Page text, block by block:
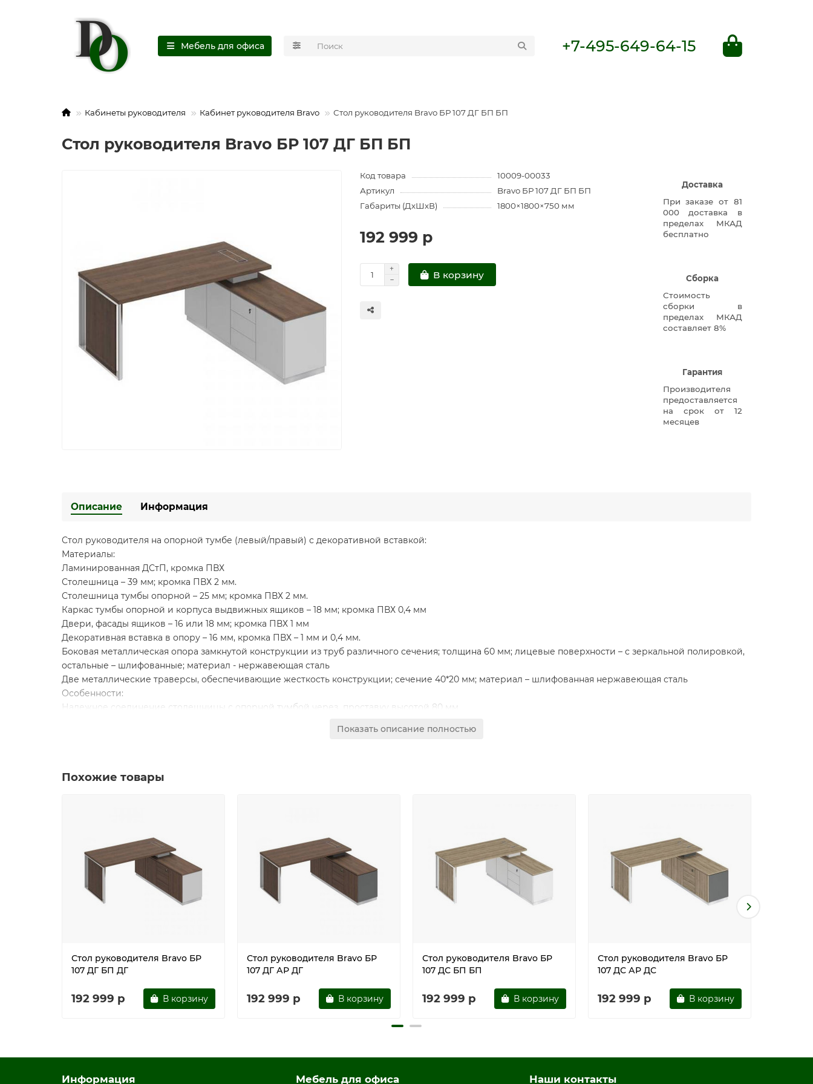
Мебель для офиса +7-495-649-64-15
Кабинеты руководителя Кабинет руководителя Bravo Стол руководителя Bravo БР 107 ДГ БП БП
Стол руководителя Bravo БР 107 ДГ БП БП
Код товара
10009-00033
Артикул
Bravo БР 107 ДГ БП БП
Габариты (ДхШхВ)
1800×1800×750 мм
192 999 р
В корзину
Доставка
При заказе от 81
000 доставка в
пределах МКАД
бесплатно
Сборка
Стоимость
сборки в
пределах МКАД
составляет 8%
Гарантия
Производителя
предоставляется
на срок от 12
месяцев
Описание Информация
Стол руководителя на опорной тумбе (левый/правый) с декоративной вставкой:
Материалы:
Ламинированная ДСтП, кромка ПВХ
Столешница – 39 мм; кромка ПВХ 2 мм.
Столешница тумбы опорной – 25 мм; кромка ПВХ 2 мм.
Каркас тумбы опорной и корпуса выдвижных ящиков – 18 мм; кромка ПВХ 0,4 мм
Двери, фасады ящиков – 16 или 18 мм; кромка ПВХ 1 мм
Декоративная вставка в опору – 16 мм, кромка ПВХ – 1 мм и 0,4 мм.
Боковая металлическая опора замкнутой конструкции из труб различного сечения; толщина 60 мм; лицевые поверхности – с зеркальной полировкой,
остальные – шлифованные; материал - нержавеющая сталь
Две металлические траверсы, обеспечивающие жесткость конструкции; сечение 40*20 мм; материал – шлифованная нержавеющая сталь
Особенности:
Надежное соединение столешницы с опорной тумбой через проставку высотой 80 мм
В столешнице и опорной тумбе имеются отверстия для скрытого размещения проводки
Опорная тумба имеет 3 выдвижных ящика, установленных на скрытые шариковые направляющие с системой встроенного демпфирования и системой
Защитный экран в комплект стола не входит
Соединение деталей металлокаркаса при помощи винтов
Стол собирается с использованием фурнитуры для многократной сборки
Имеет регулировочные опоры
Поставляется в разобранном виде
Показать описание полностью
Похожие товары
Стол руководителя Bravo БР
107 ДГ БП ДГ
192 999 р В корзину
Стол руководителя Bravo БР
107 ДГ АР ДГ
192 999 р В корзину
Стол руководителя Bravo БР
107 ДС БП БП
192 999 р В корзину
Стол руководителя Bravo БР
107 ДС АР ДС
192 999 р В корзину
Информация Мебель для офиса Наши контакты